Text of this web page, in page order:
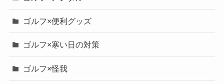
ゴルフ×便利グッズ
ゴルフ×寒い日の対策
ゴルフ×怪我